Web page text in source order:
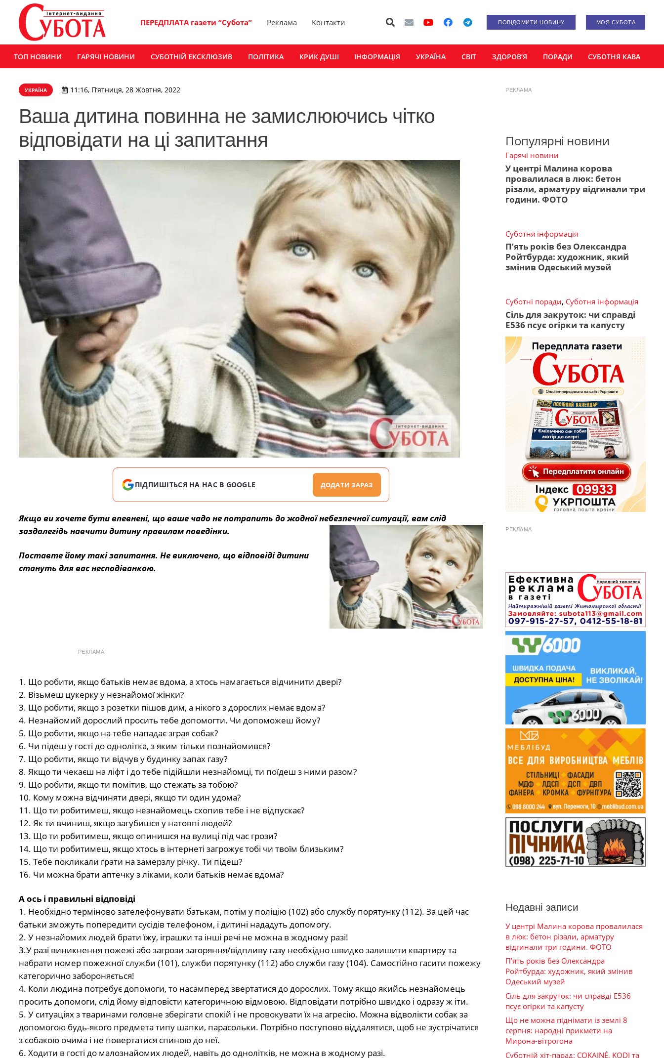
ПЕРЕДПЛАТА газети “Субота” Реклама Контакти ПОВІДОМИТИ НОВИНУ МОЯ СУБОТА
ТОП НОВИНИ ГАРЯЧІ НОВИНИ СУБОТНІЙ ЕКСКЛЮЗИВ ПОЛІТИКА КРИК ДУШІ ІНФОРМАЦІЯ УКРАЇНА СВІТ ЗДОРОВ’Я ПОРАДИ СУБОТНЯ КАВА
УКРАЇНА 11:16, П’ятниця, 28 Жовтня, 2022
Ваша дитина повинна не замислюючись чітко
відповідати на ці запитання
ПІДПИШІТЬСЯ НА НАС В GOOGLE ДОДАТИ ЗАРАЗ
Якщо ви хочете бути впевнені, що ваше чадо не потрапить до жодної небезпечної ситуації, вам слід
заздалегідь навчити дитину правилам поведінки.
Поставте йому такі запитання. Не виключено, що відповіді дитини
стануть для вас несподіванкою.
РЕКЛАМА
1. Що робити, якщо батьків немає вдома, а хтось намагається відчинити двері?
2. Візьмеш цукерку у незнайомої жінки?
3. Що робити, якщо з розетки пішов дим, а нікого з дорослих немає вдома?
4. Незнайомий дорослий просить тебе допомогти. Чи допоможеш йому?
5. Що робити, якщо на тебе нападає зграя собак?
6. Чи підеш у гості до однолітка, з яким тільки познайомився?
7. Що робити, якщо ти відчув у будинку запах газу?
8. Якщо ти чекаєш на ліфт і до тебе підійшли незнайомці, ти поїдеш з ними разом?
9. Що робити, якщо ти помітив, що стежать за тобою?
10. Кому можна відчиняти двері, якщо ти один удома?
11. Що ти робитимеш, якщо незнайомець схопив тебе і не відпускає?
12. Як ти вчиниш, якщо загубишся у натовпі людей?
13. Що ти робитимеш, якщо опинишся на вулиці під час грози?
14. Що ти робитимеш, якщо хтось в інтернеті загрожує тобі чи твоїм близьким?
15. Тебе покликали грати на замерзлу річку. Ти підеш?
16. Чи можна брати аптечку з ліками, коли батьків немає вдома?
А ось і правильні відповіді
1. Необхідно терміново зателефонувати батькам, потім у поліцію (102) або службу порятунку (112). За цей час
батьки зможуть попередити сусідів телефоном, і дитині нададуть допомогу.
2. У незнайомих людей брати їжу, іграшки та інші речі не можна в жодному разі!
3.У разі виникнення пожежі або загрози загоряння/відпливу газу необхідно швидко залишити квартиру та
набрати номер пожежної служби (101), служби порятунку (112) або служби газу (104). Самостійно гасити пожежу
категорично забороняється!
4. Коли людина потребує допомоги, то насамперед звертатися до дорослих. Тому якщо якийсь незнайомець
просить допомоги, слід йому відповісти категоричною відмовою. Відповідати потрібно швидко і одразу ж іти.
5. У ситуаціях з тваринами головне зберігати спокій і не провокувати їх на агресію. Можна відволікти собак за
допомогою будь-якого предмета типу шапки, парасольки. Потрібно поступово віддалятися, щоб не зустрічатися
з собакою очима і не повертатися спиною до неї.
6. Ходити в гості до малознайомих людей, навіть до однолітків, не можна в жодному разі.
РЕКЛАМА
Популярні новини
Гарячі новини
У центрі Малина корова
провалилася в люк: бетон
різали, арматуру відгинали три
години. ФОТО
Суботня інформація
П’ять років без Олександра
Ройтбурда: художник, який
змінив Одеський музей
Суботні поради, Суботня інформація
Сіль для закруток: чи справді
Е536 псує огірки та капусту
РЕКЛАМА
Недавні записи
У центрі Малина корова провалилася
в люк: бетон різали, арматуру
відгинали три години. ФОТО
П’ять років без Олександра
Ройтбурда: художник, який змінив
Одеський музей
Сіль для закруток: чи справді Е536
псує огірки та капусту
Що не можна піднімати із землі 8
серпня: народні прикмети на
Мирона-вітрогона
Суботній хіт-парад: COKAINÉ, KODI та